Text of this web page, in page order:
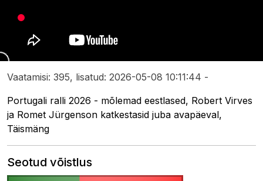
Vaatamisi: 395, lisatud: 2026-05-08 10:11:44 -
Portugali ralli 2026 - mõlemad eestlased, Robert Virves
ja Romet Jürgenson katkestasid juba avapäeval,
Täismäng
Seotud võistlus